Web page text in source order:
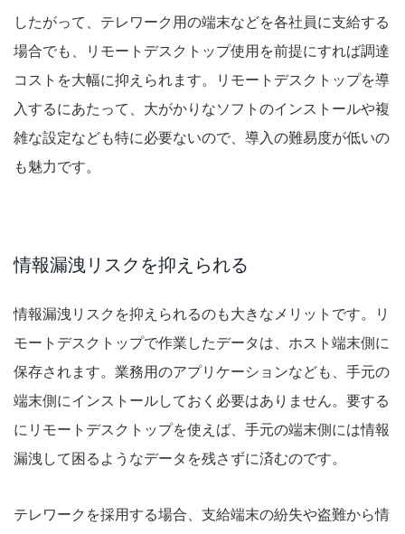
したがって、テレワーク用の端末などを各社員に支給する
場合でも、リモートデスクトップ使用を前提にすれば調達
コストを大幅に抑えられます。リモートデスクトップを導
入するにあたって、大がかりなソフトのインストールや複
雑な設定なども特に必要ないので、導入の難易度が低いの
も魅力です。
情報漏洩リスクを抑えられる
情報漏洩リスクを抑えられるのも大きなメリットです。リ
モートデスクトップで作業したデータは、ホスト端末側に
保存されます。業務用のアプリケーションなども、手元の
端末側にインストールしておく必要はありません。要する
にリモートデスクトップを使えば、手元の端末側には情報
漏洩して困るようなデータを残さずに済むのです。
テレワークを採用する場合、支給端末の紛失や盗難から情